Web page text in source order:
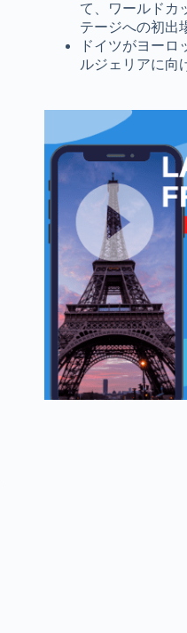
て、ワールドカ
テージへの初出
ドイツがヨーロ
ルジェリアに向